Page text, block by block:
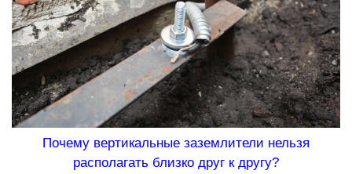
Почему вертикальные заземлители нельзя
располагать близко друг к другу?